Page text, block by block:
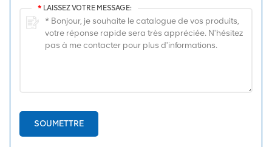
* LAISSEZ VOTRE MESSAGE:
SOUMETTRE